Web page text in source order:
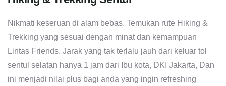
Nikmati keseruan di alam bebas. Temukan rute Hiking &
Trekking yang sesuai dengan minat dan kemampuan
Lintas Friends. Jarak yang tak terlalu jauh dari keluar tol
sentul selatan hanya 1 jam dari Ibu kota, DKI Jakarta, Dan
ini menjadi nilai plus bagi anda yang ingin refreshing